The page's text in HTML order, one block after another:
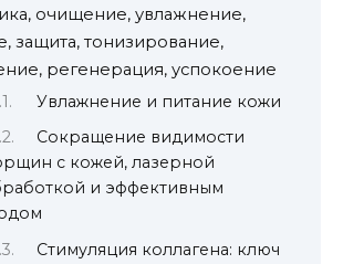
очищение, увлажнение,
защита, тонизирование,
регенерация, успокоение
Увлажнение и питание кожи
Сокращение видимости
с кожей, лазерной
и эффективным
Стимуляция коллагена: ключ